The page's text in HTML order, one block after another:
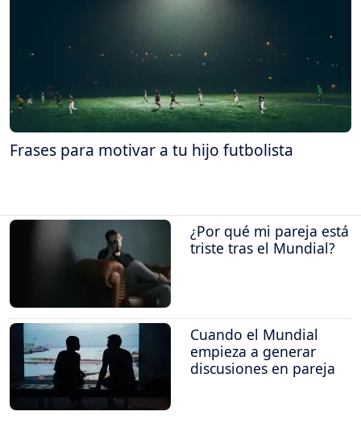
Frases para motivar a tu hijo futbolista
¿Por qué mi pareja está
triste tras el Mundial?
Cuando el Mundial
empieza a generar
discusiones en pareja